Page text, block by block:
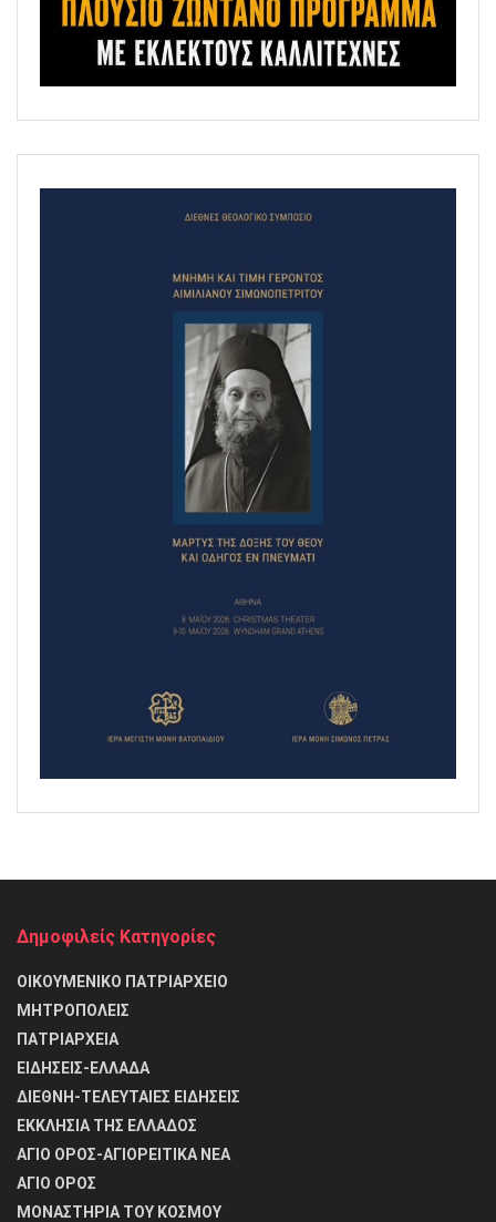
Δημοφιλείς Κατηγορίες
ΟΙΚΟΥΜΕΝΙΚΟ ΠΑΤΡΙΑΡΧΕΙΟ
ΜΗΤΡΟΠΟΛΕΙΣ
ΠΑΤΡΙΑΡΧΕΙΑ
ΕΙΔΗΣΕΙΣ-ΕΛΛΑΔΑ
ΔΙΕΘΝΗ-ΤΕΛΕΥΤΑΙΕΣ ΕΙΔΗΣΕΙΣ
ΕΚΚΛΗΣΙΑ ΤΗΣ ΕΛΛΑΔΟΣ
ΑΓΙΟ ΟΡΟΣ-ΑΓΙΟΡΕΙΤΙΚΑ ΝΕΑ
ΑΓΙΟ ΟΡΟΣ
ΜΟΝΑΣΤΗΡΙΑ ΤΟΥ ΚΟΣΜΟΥ